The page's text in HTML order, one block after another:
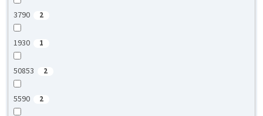
3790 2
1930 1
50853 2
5590 2